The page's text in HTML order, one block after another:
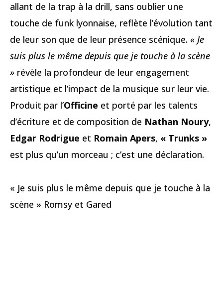
allant de la trap à la drill, sans oublier une
touche de funk lyonnaise, reflète l’évolution tant
de leur son que de leur présence scénique. « Je
suis plus le même depuis que je touche à la scène
» révèle la profondeur de leur engagement
artistique et l’impact de la musique sur leur vie.
Produit par l’Officine et porté par les talents
d’écriture et de composition de Nathan Noury,
Edgar Rodrigue et Romain Apers, « Trunks »
est plus qu’un morceau ; c’est une déclaration.
« Je suis plus le même depuis que je touche à la
scène » Romsy et Gared